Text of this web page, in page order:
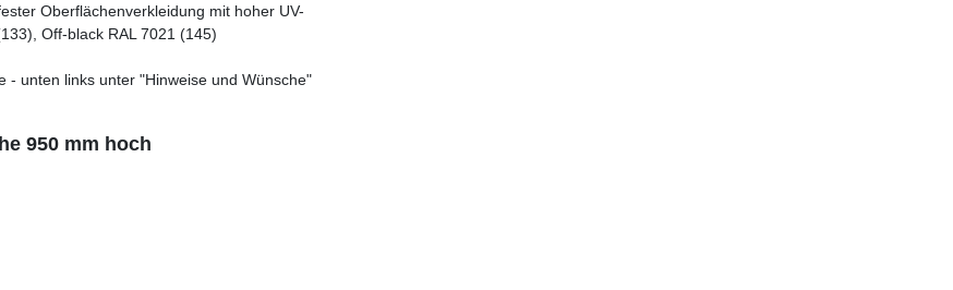
Oberflächenverkleidung mit hoher UV-
Off-black RAL 7021 (145)
- unten links unter "Hinweise und Wünsche"
950 mm hoch